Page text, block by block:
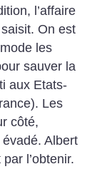
l’affaire
On est
les
sauver la
aux Etats-
Les
côté,
Albert
l’obtenir.